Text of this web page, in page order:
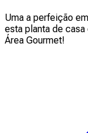
Uma a perfeição
esta planta de
Área Gourmet!